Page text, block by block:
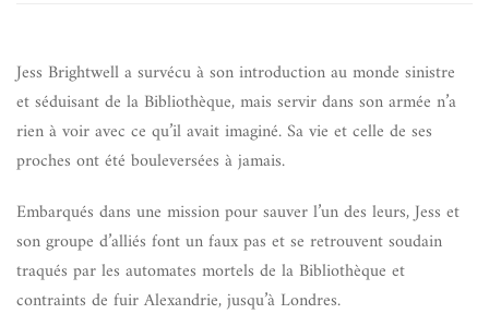
Jess Brightwell a survécu à son introduction au monde sinistre
et séduisant de la Bibliothèque, mais servir dans son armée n’a
rien à voir avec ce qu’il avait imaginé. Sa vie et celle de ses
proches ont été bouleversées à jamais.
Embarqués dans une mission pour sauver l’un des leurs, Jess et
son groupe d’alliés font un faux pas et se retrouvent soudain
traqués par les automates mortels de la Bibliothèque et
contraints de fuir Alexandrie, jusqu’à Londres.